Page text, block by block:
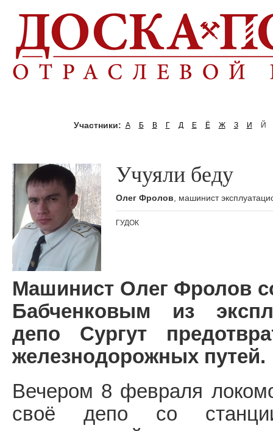
Участники: А Б В Г Д Е Ё Ж З И Й
Учуяли беду
Олег Фролов , машинист
ГУДОК
Машинист Олег Фролов
Бабченковым из
депо Сургут
железнодорожных путей.
Вечером 8 февраля
своё депо со